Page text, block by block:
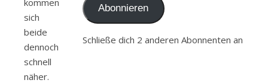
sich
beide
dennoch
schnell
näher.
Abonnieren
Schließe dich 2 anderen Abonnenten an